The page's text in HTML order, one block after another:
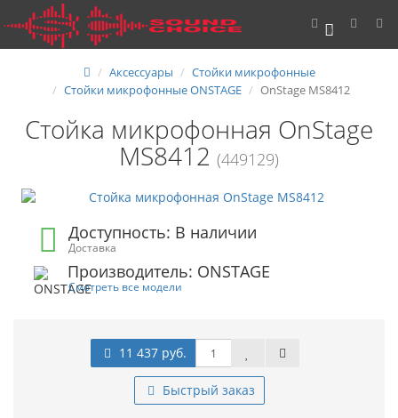
0
Аксессуары
Стойки микрофонные
Стойки микрофонные ONSTAGE
OnStage MS8412
Стойка микрофонная OnStage
MS8412 (449129)
Доступность: В наличии
Доставка
Производитель: ONSTAGE
Смотреть все модели
11 437 руб.
Быстрый заказ